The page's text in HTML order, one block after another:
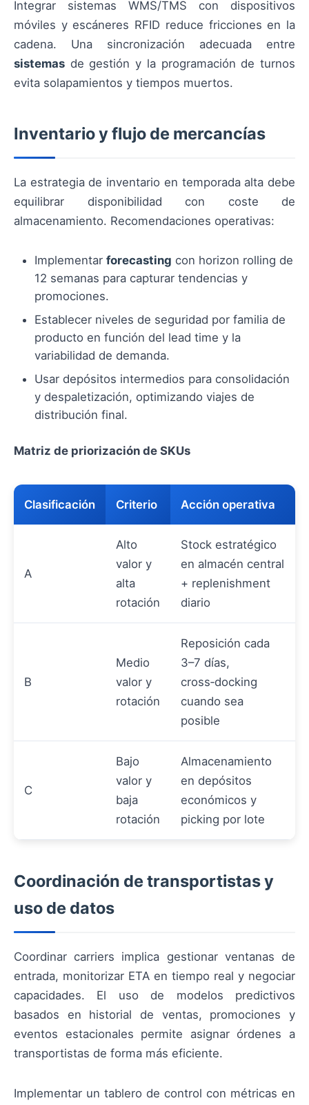
Integrar sistemas WMS/TMS con dispositivos
móviles y escáneres RFID reduce fricciones en la
cadena. Una sincronización adecuada entre
sistemas de gestión y la programación de turnos
evita solapamientos y tiempos muertos.
Inventario y flujo de mercancías
La estrategia de inventario en temporada alta debe
equilibrar disponibilidad con coste de
almacenamiento. Recomendaciones operativas:
Implementar forecasting con horizon rolling de
12 semanas para capturar tendencias y
promociones.
Establecer niveles de seguridad por familia de
producto en función del lead time y la
variabilidad de demanda.
Usar depósitos intermedios para consolidación
y despaletización, optimizando viajes de
distribución final.
Matriz de priorización de SKUs
Clasificación Criterio Acción operativa
A
Alto
valor y
alta
rotación
Stock estratégico
en almacén central
+ replenishment
diario
B
Medio
valor y
rotación
Reposición cada
3–7 días,
cross‑docking
cuando sea
posible
C
Bajo
valor y
baja
rotación
Almacenamiento
en depósitos
económicos y
picking por lote
Coordinación de transportistas y
uso de datos
Coordinar carriers implica gestionar ventanas de
entrada, monitorizar ETA en tiempo real y negociar
capacidades. El uso de modelos predictivos
basados en historial de ventas, promociones y
eventos estacionales permite asignar órdenes a
transportistas de forma más eficiente.
Implementar un tablero de control con métricas en